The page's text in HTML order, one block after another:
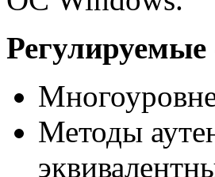
Методы